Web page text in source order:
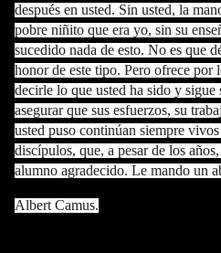
después en usted. Sin usted, la
pobre niñito que era yo, sin su
sucedido nada de esto. No es que
honor de este tipo. Pero ofrece por
decirle lo que usted ha sido y
asegurar que sus esfuerzos, su
usted puso continúan siempre
discípulos, que, a pesar de los
alumno agradecido. Le mando un
Albert Camus.